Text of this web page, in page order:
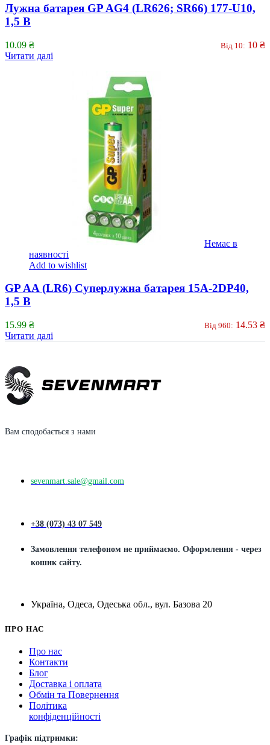
Лужна батарея GP AG4 (LR626; SR66) 177-U10,
1,5 В
10.09 ₴ Від 10: 10 ₴
Читати далі
Немає в
наявності
Add to wishlist
GP AA (LR6) Суперлужна батарея 15A-2DP40,
1,5 В
15.99 ₴ Від 960: 14.53 ₴
Читати далі
Вам сподобається з нами
sevenmart.sale@gmail.com
+38 (073) 43 07 549
Замовлення телефоном не приймаємо. Оформлення - через
кошик сайту.
Україна, Одеса, Одеська обл., вул. Базова 20
ПРО НАС
Про нас
Контакти
Блог
Доставка і оплата
Обмін та Повернення
Політика
конфіденційності
Графік підтримки: